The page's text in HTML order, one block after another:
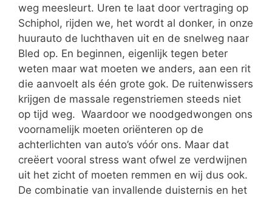
weg meesleurt. Uren te laat door vertraging op
Schiphol, rijden we, het wordt al donker, in onze
huurauto de luchthaven uit en de snelweg naar
Bled op. En beginnen, eigenlijk tegen beter
weten maar wat moeten we anders, aan een rit
die aanvoelt als één grote gok. De ruitenwissers
krijgen de massale regenstriemen steeds niet
op tijd weg. Waardoor we noodgedwongen ons
voornamelijk moeten oriënteren op de
achterlichten van auto’s vóór ons. Maar dat
creëert vooral stress want ofwel ze verdwijnen
uit het zicht of moeten remmen en wij dus ook.
De combinatie van invallende duisternis en het